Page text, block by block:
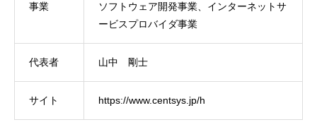
事業
ソフトウェア開発事業、インターネットサ
ービスプロバイダ事業
代表者 山中 剛士
サイト https://www.centsys.jp/h